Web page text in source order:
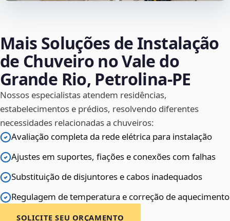
Mais Soluções de Instalação
de Chuveiro no Vale do
Grande Rio, Petrolina‑PE
Nossos especialistas atendem residências,
estabelecimentos e prédios, resolvendo diferentes
necessidades relacionadas a chuveiros:
Avaliação completa da rede elétrica para instalação
Ajustes em suportes, fiações e conexões com falhas
Substituição de disjuntores e cabos inadequados
Regulagem de temperatura e correção de aquecimento
SOLICITE SEU ORÇAMENTO